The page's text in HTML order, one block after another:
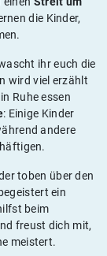
die Kinder,
ihr euch die
wird viel erzählt
Ruhe essen
: Einige Kinder
andere
toben über den
ein
beim
freust dich mit,
meistert.